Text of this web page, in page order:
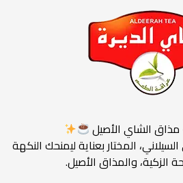
الشاي الأصيل
المختار بعناية ليمنحك النكهة
الزكية، والمذاق الأصيل.